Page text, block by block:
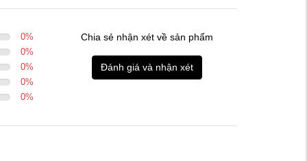
0%
0%
0%
0%
0%
Chia sẻ nhận xét về sản phẩm
Đánh giá và nhận xét